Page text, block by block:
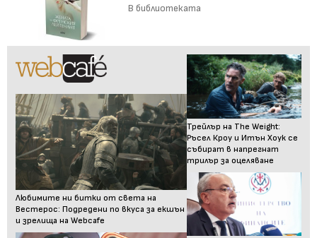
В библиотеката
Любимите ни битки от света на
Вестерос: Подредени по вкуса за екшън
и зрелища на Webcafe
Трейлър на The Weight:
Ръсел Кроу и Итън Хоук се
събират в напрегнат
трилър за оцеляване